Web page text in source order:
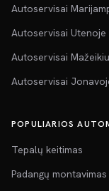
Autoservisai
Autoservisai Utenoje
Autoservisai
Autoservisai
POPULIARIOS
Tepalų keitimas
Padangų montavimas